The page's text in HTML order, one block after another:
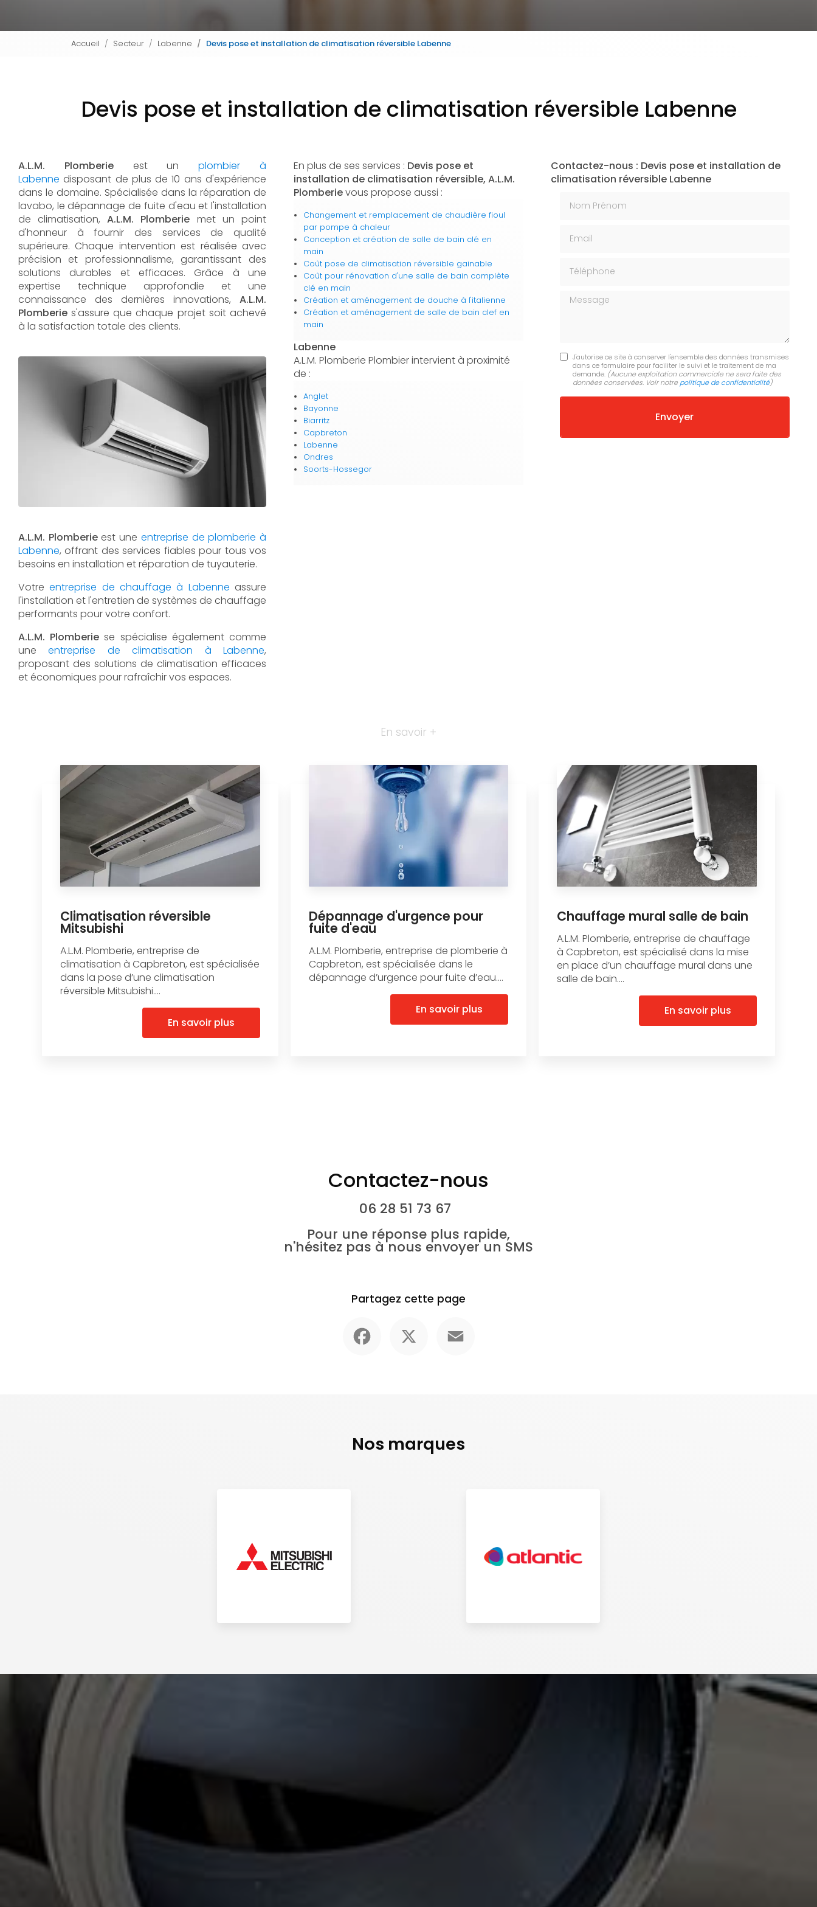
Accueil Secteur Labenne Devis pose et installation de climatisation réversible Labenne
Devis pose et installation de climatisation réversible Labenne
A.L.M. Plomberieest unplombier à
Labenne disposant de plus de 10 ans d'expérience
dans le domaine. Spécialisée dans la réparation de
lavabo, le dépannage de fuite d'eau et l'installation
de climatisation,A.L.M. Plomberie met un point
d'honneur à fournir des services de qualité
supérieure. Chaque intervention est réalisée avec
précision et professionnalisme, garantissant des
solutions durables et efficaces. Grâce à une
expertise technique approfondie et une
connaissance des dernières innovations, A.L.M.
Plomberie s'assure que chaque projet soit achevé
à la satisfaction totale des clients.
A.L.M. Plomberieest une entreprise de plomberie à
Labenne, offrant des services fiables pour tous vos
besoins en installation et réparation de tuyauterie.
Votreentreprise de chauffage à Labenne assure
l'installation et l'entretien de systèmes de chauffage
performants pour votre confort.
A.L.M. Plomberie se spécialise également comme
uneentreprise de climatisation à Labenne,
proposant des solutions de climatisation efficaces
et économiques pour rafraîchir vos espaces.
En plus de ses services : Devis pose et
installation de climatisation réversible, A.L.M.
Plomberievous propose aussi :
Changement et remplacement de chaudière fioul
par pompe à chaleur
Conception et création de salle de bain clé en
main
Coût pose de climatisation réversible gainable
Coût pour rénovation d'une salle de bain complète
clé en main
Création et aménagement de douche à l'italienne
Création et aménagement de salle de bain clef en
main
Labenne
A.L.M. Plomberie Plombier intervient à proximité
de :
Anglet
Bayonne
Biarritz
Capbreton
Labenne
Ondres
Soorts-Hossegor
Contactez-nous : Devis pose et installation de
climatisation réversible Labenne
Message
J'autorise ce site à conserver l'ensemble des données transmises
dans ce formulaire pour faciliter le suivi et le traitement de ma
demande. (Aucune exploitation commerciale ne sera faite des
données conservées. Voir notre politique de confidentialité)
En savoir +
Climatisation réversible
Mitsubishi
A.L.M. Plomberie, entreprise de
climatisation à Capbreton, est spécialisée
dans la pose d’une climatisation
réversible Mitsubishi....
En savoir plus
Dépannage d'urgence pour
fuite d'eau
A.L.M. Plomberie, entreprise de plomberie à
Capbreton, est spécialisée dans le
dépannage d’urgence pour fuite d’eau....
En savoir plus
Chauffage mural salle de bain
A.L.M. Plomberie, entreprise de chauffage
à Capbreton, est spécialisé dans la mise
en place d’un chauffage mural dans une
salle de bain....
En savoir plus
Contactez-nous
06 28 51 73 67
Pour une réponse plus rapide,
n'hésitez pas à nous envoyer un SMS
Partagez cette page
Nos marques